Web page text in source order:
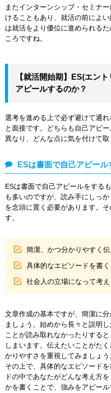
またインターンシップ・セミナ
けることもあり、就活の前によ
は就活をより優位に進められる
ころですね。
【就活開始期】ES(エン
アピールするのか？
選考を進める上で必ず避けて通
と面接です。どちらも自己アピ
異なり、どんな点に気を付けて
ESは書面で自己アピール
ESは書面で自己アピールをする
も多いのですが、読み手にしっ
を念頭に置く必要があります。
す。
簡潔、かつ分かりやすく
具体的なエピソードを書く
社会人の立場になって考え
文章作成の基本ですが、簡潔に
ましょう。始めから長々と説明
ことが読み取れなかったりする
しまいます。伝えたいことがた
かりやすさを重視してみましょう
その上で、具体的なエピソード
ドの中であなたがどんな考え方
かを書くことで、強みをアピール